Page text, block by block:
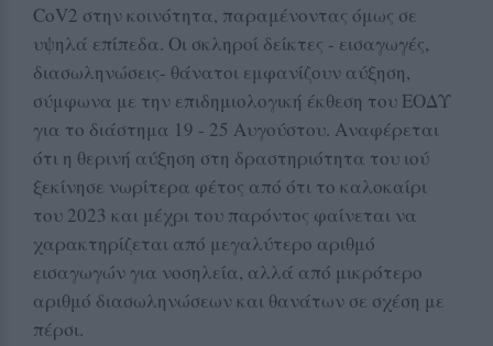
CoV2 στην κοινότητα, παραμένοντας όμως σε
υψηλά επίπεδα. Οι σκληροί δείκτες - εισαγωγές,
διασωληνώσεις- θάνατοι εμφανίζουν αύξηση,
σύμφωνα με την επιδημιολογική έκθεση του ΕΟΔΥ
για το διάστημα 19 - 25 Αυγούστου. Αναφέρεται
ότι η θερινή αύξηση στη δραστηριότητα του ιού
ξεκίνησε νωρίτερα φέτος από ότι το καλοκαίρι
του 2023 και μέχρι του παρόντος φαίνεται να
χαρακτηρίζεται από μεγαλύτερο αριθμό
εισαγωγών για νοσηλεία, αλλά από μικρότερο
αριθμό διασωληνώσεων και θανάτων σε σχέση με
πέρσι.